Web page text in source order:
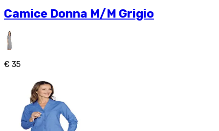
Camice Donna M/M Grigio
€ 35